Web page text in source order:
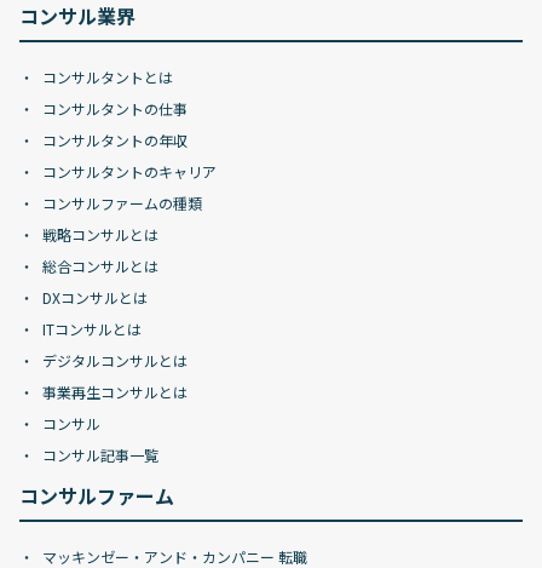
コンサル業界
コンサルタントとは
コンサルタントの仕事
コンサルタントの年収
コンサルタントのキャリア
コンサルファームの種類
戦略コンサルとは
総合コンサルとは
DXコンサルとは
ITコンサルとは
デジタルコンサルとは
事業再生コンサルとは
コンサル
コンサル記事一覧
コンサルファーム
マッキンゼー・アンド・カンパニー 転職